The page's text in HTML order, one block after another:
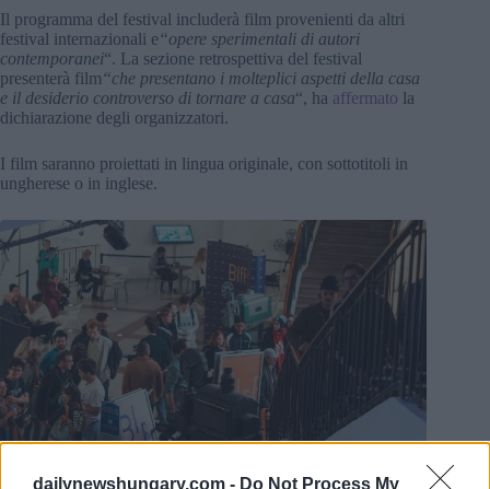
dailynewshungary.com - Do Not Process My
Il programma del festival includerà film provenienti da altri
festival internazionali e“opere sperimentali di autori
contemporanei“. La sezione retrospettiva del festival
presenterà film“che presentano i molteplici aspetti della casa
e il desiderio controverso di tornare a casa“, ha affermato la
dichiarazione degli organizzatori.
I film saranno proiettati in lingua originale, con sottotitoli in
ungherese o in inglese.